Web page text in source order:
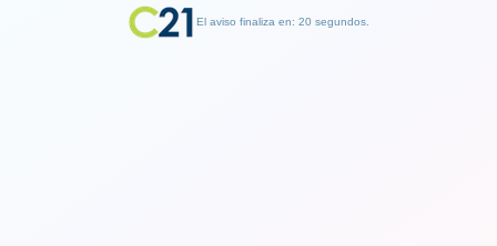
El aviso finaliza en: 19 segundos.